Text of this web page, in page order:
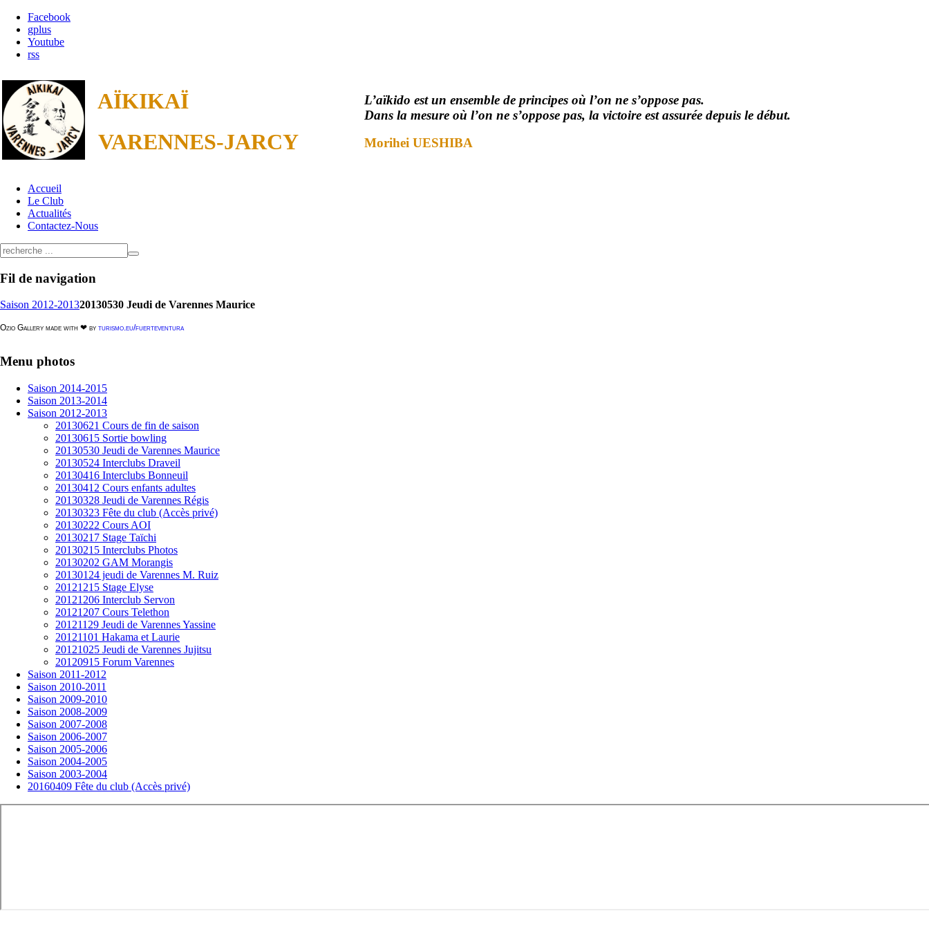
Facebook
gplus
Youtube
rss
AÏKIKAÏ
VARENNES-JARCY
L’aïkido est un ensemble de principes où l’on ne s’oppose pas.
Dans la mesure où l’on ne s’oppose pas, la victoire est assurée depuis le début.
Morihei UESHIBA
Accueil
Le Club
Actualités
Contactez-Nous
Fil de navigation
Saison 2012-201320130530 Jeudi de Varennes Maurice
Ozio Gallery made with ❤ by turismo.eu/fuerteventura
Menu photos
Saison 2014-2015
Saison 2013-2014
Saison 2012-2013
20130621 Cours de fin de saison
20130615 Sortie bowling
20130530 Jeudi de Varennes Maurice
20130524 Interclubs Draveil
20130416 Interclubs Bonneuil
20130412 Cours enfants adultes
20130328 Jeudi de Varennes Régis
20130323 Fête du club (Accès privé)
20130222 Cours AOI
20130217 Stage Taïchi
20130215 Interclubs Photos
20130202 GAM Morangis
20130124 jeudi de Varennes M. Ruiz
20121215 Stage Elyse
20121206 Interclub Servon
20121207 Cours Telethon
20121129 Jeudi de Varennes Yassine
20121101 Hakama et Laurie
20121025 Jeudi de Varennes Jujitsu
20120915 Forum Varennes
Saison 2011-2012
Saison 2010-2011
Saison 2009-2010
Saison 2008-2009
Saison 2007-2008
Saison 2006-2007
Saison 2005-2006
Saison 2004-2005
Saison 2003-2004
20160409 Fête du club (Accès privé)